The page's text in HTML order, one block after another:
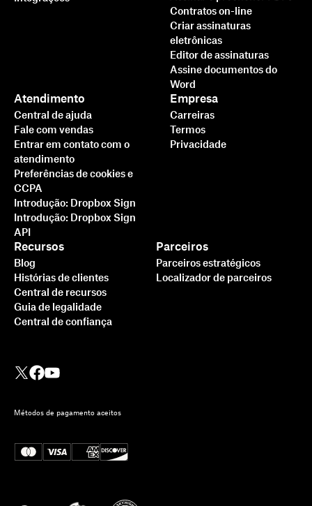
Mais rápido, inteligente e
seguro: como o Dropbox
Sign está impulsionando
negócios em 2025
Sign ao Ruby on Rails: um
tutorial passo a passo
Contratos on-line
Criar assinaturas
eletrônicas
Editor de assinaturas
Assine documentos do
Word
Atendimento
Central de ajuda
Fale com vendas
Entrar em contato com o
atendimento
Preferências de cookies e
CCPA
Introdução: Dropbox Sign
Introdução: Dropbox Sign
API
Recursos
Blog
Histórias de clientes
Central de recursos
Guia de legalidade
Central de confiança
Parceiros
Parceiros estratégicos
Localizador de parceiros
Empresa
Carreiras
Termos
Privacidade
Métodos de pagamento aceitos